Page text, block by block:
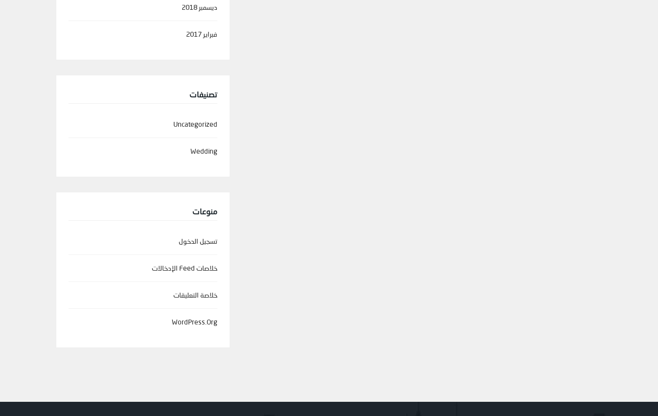
ديسمبر 2018
فبراير 2017
تصنيفات
Uncategorized
Wedding
منوعات
تسجيل الدخول
خلاصات Feed الإدخالات
خلاصة التعليقات
WordPress.org